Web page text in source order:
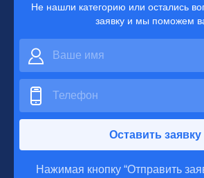
Не нашли категорию или остались
заявку и мы поможем
Оставить заявку
Нажимая кнопку “Отправить